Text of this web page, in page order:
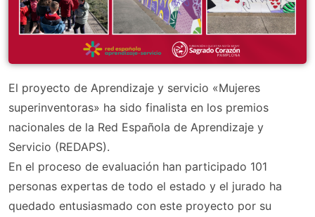
El proyecto de Aprendizaje y servicio «Mujeres
superinventoras» ha sido finalista en los premios
nacionales de la Red Española de Aprendizaje y
Servicio (REDAPS).
En el proceso de evaluación han participado 101
personas expertas de todo el estado y el jurado ha
quedado entusiasmado con este proyecto por su